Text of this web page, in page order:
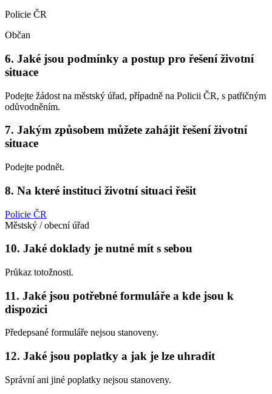
Policie ČR
Občan
6. Jaké jsou podmínky a postup pro řešení životní
situace
Podejte žádost na městský úřad, případně na Policii ČR, s patřičným
odůvodněním.
7. Jakým způsobem můžete zahájit řešení životní
situace
Podejte podnět.
8. Na které instituci životní situaci řešit
Policie ČR
Městský / obecní úřad
10. Jaké doklady je nutné mít s sebou
Průkaz totožnosti.
11. Jaké jsou potřebné formuláře a kde jsou k
dispozici
Předepsané formuláře nejsou stanoveny.
12. Jaké jsou poplatky a jak je lze uhradit
Správní ani jiné poplatky nejsou stanoveny.